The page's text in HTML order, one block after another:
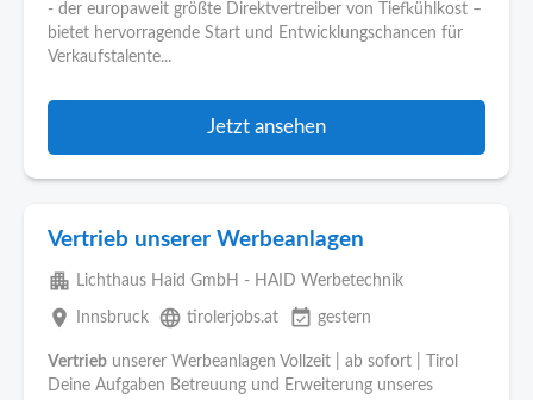
- der europaweit größte Direktvertreiber von Tiefkühlkost –
bietet hervorragende Start und Entwicklungschancen für
Verkaufstalente...
Jetzt ansehen
Vertrieb unserer Werbeanlagen
apartment Lichthaus Haid GmbH - HAID Werbetechnik
place Innsbruck language tirolerjobs.at event_available gestern
Vertrieb unserer Werbeanlagen Vollzeit | ab sofort | Tirol
Deine Aufgaben Betreuung und Erweiterung unseres